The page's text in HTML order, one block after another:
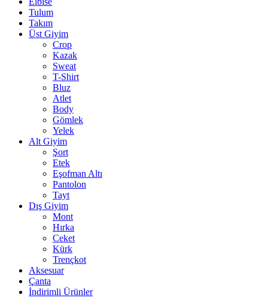
Tulum
Takım
Üst Giyim
Crop
Kazak
Sweat
T-Shirt
Bluz
Atlet
Body
Gömlek
Yelek
Alt Giyim
Şort
Etek
Eşofman Altı
Pantolon
Tayt
Dış Giyim
Mont
Hırka
Ceket
Kürk
Trençkot
Aksesuar
Çanta
İndirimli Ürünler